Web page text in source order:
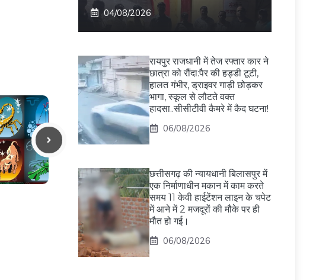
04/08/2026
रायपुर राजधानी में तेज रफ्तार कार ने
छात्रा को रौंदा:पैर की हड्डी टूटी,
हालत गंभीर, ड्राइवर गाड़ी छोड़कर
भागा, स्कूल से लौटते वक्त
हादसा..सीसीटीवी कैमरे में कैद घटना!
06/08/2026
छत्तीसगढ़ की न्यायधानी बिलासपुर में
एक निर्माणाधीन मकान में काम करते
समय 11 केवी हाईटेंशन लाइन के चपेट
में आने में 2 मजदूरों की मौके पर ही
मौत हो गई।
06/08/2026